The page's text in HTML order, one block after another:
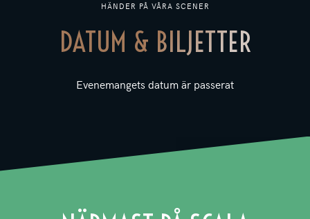
HÄNDER PÅ VÅRA SCENER
DATUM & BILJETTER
Evenemangets datum är passerat